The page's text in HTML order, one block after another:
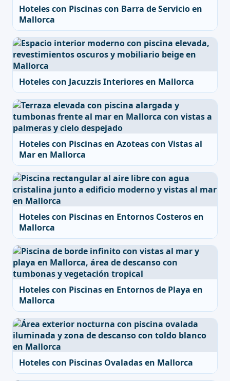
Hoteles con Piscinas con Barra de Servicio en
Mallorca
Hoteles con Jacuzzis Interiores en Mallorca
Hoteles con Piscinas en Azoteas con Vistas al
Mar en Mallorca
Hoteles con Piscinas en Entornos Costeros en
Mallorca
Hoteles con Piscinas en Entornos de Playa en
Mallorca
Hoteles con Piscinas Ovaladas en Mallorca